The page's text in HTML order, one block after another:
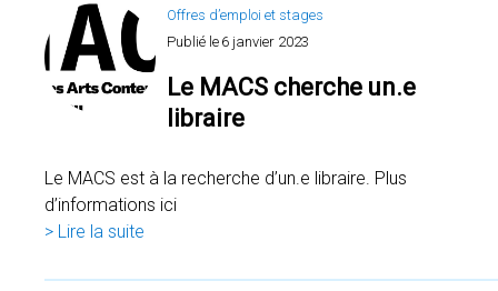
Offres d’emploi et stages
Publié le 6 janvier 2023
Le MACS cherche un.e
libraire
Le MACS est à la recherche d’un.e libraire. Plus
d’informations ici
> Lire la suite